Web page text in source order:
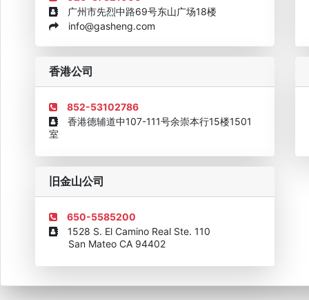
企业诚信AAAAA奖牌2015 欧美澳最具价值品牌移民机构
广州市先烈中路69号东山广场18楼
info@gasheng.com
香港公司
852-53102786
香港德辅道中107-111号余崇本行15楼1501
室
旧金山公司
650-5585200
1528 S. El Camino Real Ste. 110
San Mateo CA 94402